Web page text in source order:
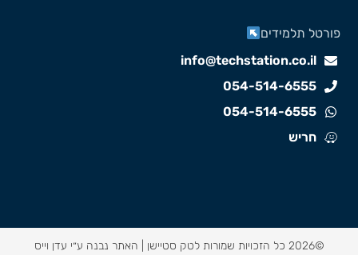
info@techstation.co.il
054-514-6555
054-514-6555
חריש
תלמידים
האתר נבנה ע״י עדן וייס